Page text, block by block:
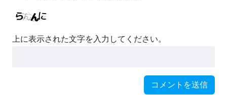
上に表示された文字を入力してください。